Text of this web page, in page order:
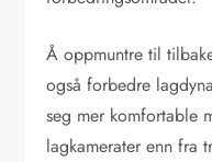
Å oppmuntre til
også forbedre
seg mer komfortable
lagkamerater enn fra